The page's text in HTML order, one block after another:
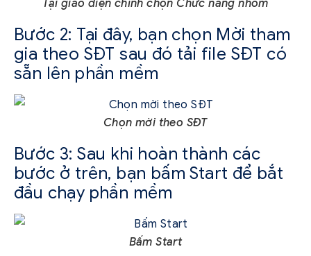
Tại giao diện chính chọn Chức năng nhóm
Bước 2: Tại đây, bạn chọn Mời tham
gia theo SĐT sau đó tải file SĐT có
sẵn lên phần mềm
Chọn mời theo SĐT
Bước 3: Sau khi hoàn thành các
bước ở trên, bạn bấm Start để bắt
đầu chạy phần mềm
Bấm Start